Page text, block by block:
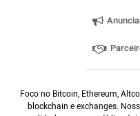
Foco no Bitcoin, Ethereum,
blockchain e exchanges.